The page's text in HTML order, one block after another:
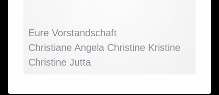
Eure Vorstandschaft
Christiane Angela Christine Kristine
Christine Jutta